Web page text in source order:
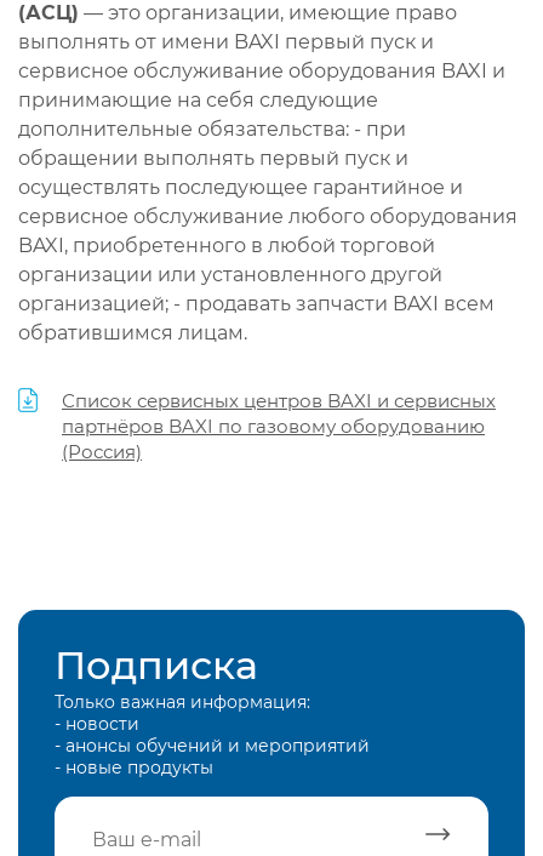
(АСЦ) — это организации, имеющие право
выполнять от имени BAXI первый пуск и
сервисное обслуживание оборудования BAXI и
принимающие на себя следующие
дополнительные обязательства: - при
обращении выполнять первый пуск и
осуществлять последующее гарантийное и
сервисное обслуживание любого оборудования
BAXI, приобретенного в любой торговой
организации или установленного другой
организацией; - продавать запчасти BAXI всем
обратившимся лицам.
Список сервисных центров BAXI и сервисных
партнёров BAXI по газовому оборудованию
(Россия)
Подписка
Только важная информация:
- новости
- анонсы обучений и мероприятий
- новые продукты